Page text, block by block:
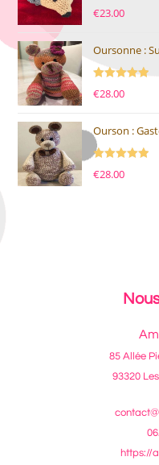
Note5.00
€23.00
Oursonne :
Note5.00
€28.00
Ourson :
Note5.00
€28.00
85 Allée
93320
https://